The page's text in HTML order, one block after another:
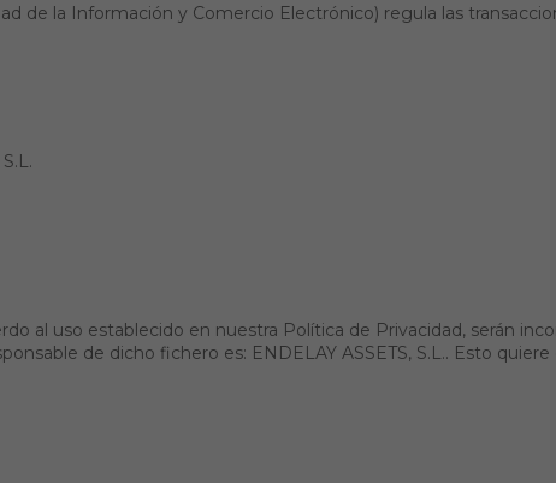
de la Información y Comercio Electrónico) regula las
al uso establecido en nuestra Política de Privacidad, serán
de dicho fichero es: ENDELAY ASSETS, S.L.. Esto